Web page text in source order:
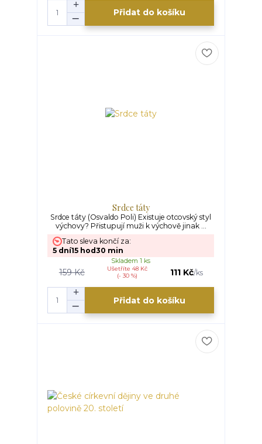
Přidat do košíku
Srdce táty
Srdce táty (Osvaldo Poli) Existuje otcovský styl
výchovy? Přistupují muži k výchově jinak ...
159 Kč
Ušetříte 48 Kč
(- 30 %)
111 Kč/ks
Skladem 1 ks
Tato sleva končí za:
5 dní15 hod30 min
Přidat do košíku